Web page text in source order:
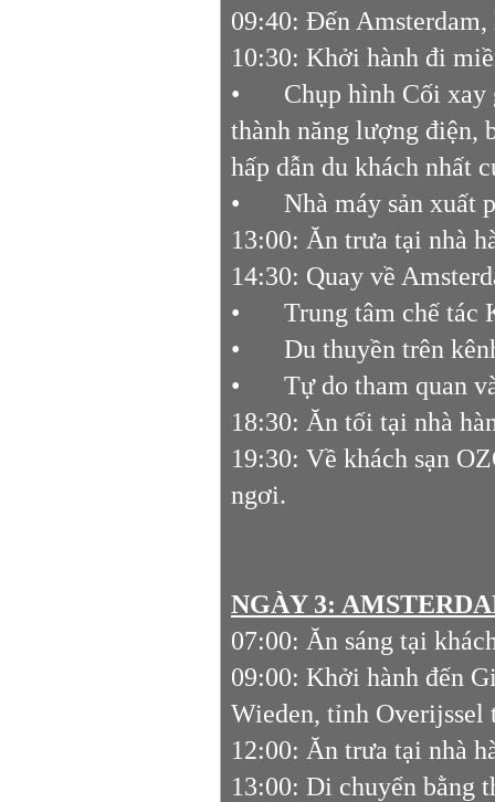
09:40: Đến
10:30: Khởi hành đi
•
Chụp hình Cối
thành năng lượng điện,
hấp dẫn du khách nhất
•
Nhà máy sản xuất
13:00: Ăn trưa tại nhà
14:30: Quay về
•
Trung tâm chế tác
•
Du thuyền trên
•
Tự do tham quan
18:30: Ăn tối tại nhà
19:30: Về khách sạn
ngơi.
NGÀY 3:
07:00: Ăn sáng tại
09:00: Khởi hành đến
Wieden, tỉnh
12:00: Ăn trưa tại nhà
13:00: Di chuyển bằng